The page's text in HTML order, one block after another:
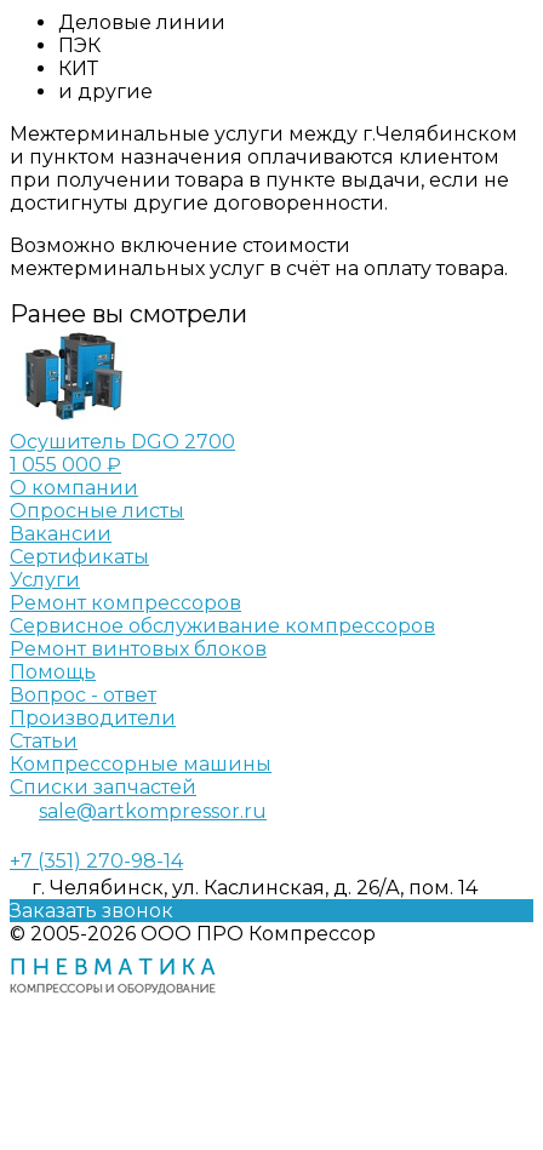
Деловые линии
ПЭК
КИТ
и другие
Межтерминальные услуги между г.Челябинском
и пунктом назначения оплачиваются клиентом
при получении товара в пункте выдачи, если не
достигнуты другие договоренности.
Возможно включение стоимости
межтерминальных услуг в счёт на оплату товара.
Ранее вы смотрели
Осушитель DGO 2700
1 055 000 ₽
О компании
Опросные листы
Вакансии
Сертификаты
Услуги
Ремонт компрессоров
Сервисное обслуживание компрессоров
Ремонт винтовых блоков
Помощь
Вопрос - ответ
Производители
Статьи
Компрессорные машины
Списки запчастей
sale@artkompressor.ru
+7 (351) 270-98-14
г. Челябинск, ул. Каслинская, д. 26/А, пом. 14
Заказать звонок
© 2005-2026 ООО ПРО Компрессор